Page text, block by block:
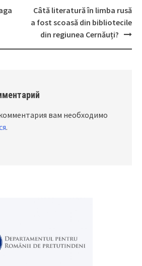
Câtă literatură în limba rusă
a fost scoasă din bibliotecile
din regiunea Cernăuți?
вам необходимо
.